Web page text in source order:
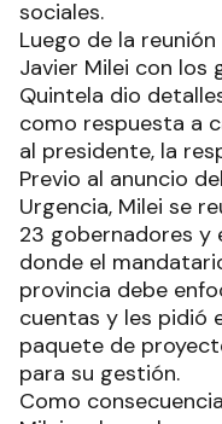
Instagram
declaración de
auditar a la
recursos que
de sueldo y no
Por su parte, la
Formosa indicaba
por Gildo Insfrán
presidente. “Recibí
Formosa no se
señor feudal te
presidencia”,
sociales.
Luego de la reunión
Javier Milei con los